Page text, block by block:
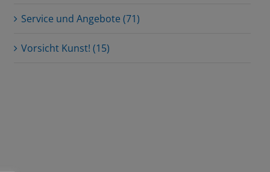
Service und Angebote (71)
Vorsicht Kunst! (15)